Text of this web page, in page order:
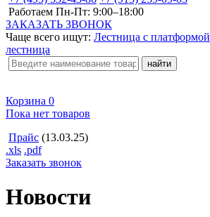
Работаем Пн-Пт: 9:00–18:00
ЗАКАЗАТЬ ЗВОНОК
Чаще всего ищут: Лестница с платформой
лестница
Корзина 0
Пока нет товаров
Прайс (13.03.25)
.xls .pdf
Заказать звонок
Новости